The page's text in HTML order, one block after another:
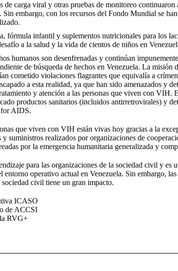
de carga viral y otras pruebas de monitoreo
embargo, con los recursos del Fondo Mundial se
fórmula infantil y suplementos nutricionales para los
a la salud y la vida de cientos de niños en
humanos son desenfrenadas y continúan
de búsqueda de hechos en Venezuela. La misión
cometido violaciones flagrantes que equivalía a
a esta realidad, ya que han sido amenazados y
y atención a las personas que viven con VIH.
productos sanitarios (incluidos antirretrovirales) y
AIDS.
que viven con VIH están vivas hoy gracias a la
suministros realizados por organizaciones de
por la emergencia humanitaria generalizada y
para las organizaciones de la sociedad civil y es
operativo actual en Venezuela. Sin embargo,
civil tiene un gran impacto.
ICASO
de ACCSI
RVG+